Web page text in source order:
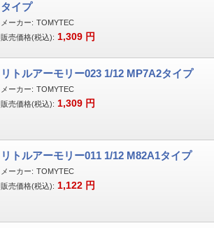
タイプ
メーカー: TOMYTEC
販売価格(税込): 1,309 円
リトルアーモリー023 1/12 MP7A2タイプ
メーカー: TOMYTEC
販売価格(税込): 1,309 円
リトルアーモリー011 1/12 M82A1タイプ
メーカー: TOMYTEC
販売価格(税込): 1,122 円